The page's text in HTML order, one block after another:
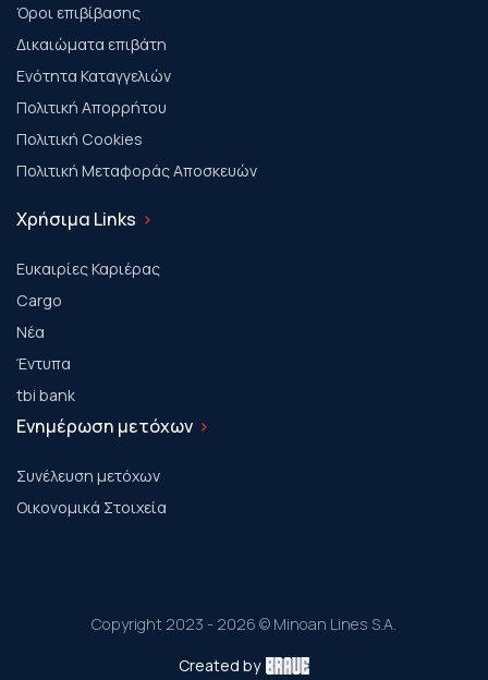
Όροι επιβίβασης
Δικαιώματα επιβάτη
Ενότητα Καταγγελιών
Πολιτική Απορρήτου
Πολιτική Cookies
Πολιτική Μεταφοράς Αποσκευών
Χρήσιμα Links
Ευκαιρίες Καριέρας
Cargo
Νέα
Έντυπα
tbi bank
Ενημέρωση μετόχων
Συνέλευση μετόχων
Οικονομικά Στοιχεία
Copyright 2023 - 2026 © Minoan Lines S.A.
Created by